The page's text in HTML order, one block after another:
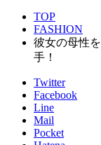
TOP
FASHION
彼女の母性
手！
Twitter
Facebook
Line
Mail
Pocket